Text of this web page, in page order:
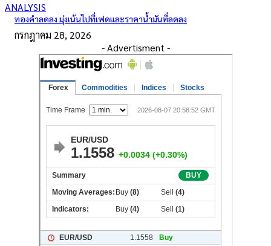
ANALYSIS
ทองคำลดลง มุ่งเน้นไปที่เฟดและราคาน้ำมันที่ลดลง
กรกฎาคม 28, 2026
- Advertisment -